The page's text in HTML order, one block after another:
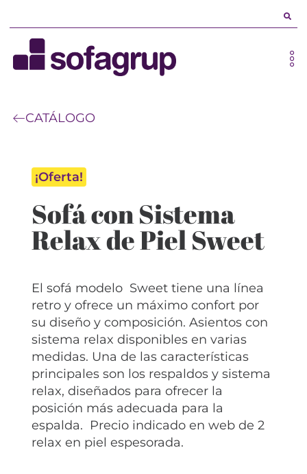
CATÁLOGO
¡Oferta!
Sofá con Sistema
Relax de Piel Sweet
El sofá modelo Sweet tiene una línea
retro y ofrece un máximo confort por
su diseño y composición. Asientos con
sistema relax disponibles en varias
medidas. Una de las características
principales son los respaldos y sistema
relax, diseñados para ofrecer la
posición más adecuada para la
espalda. Precio indicado en web de 2
relax en piel espesorada.